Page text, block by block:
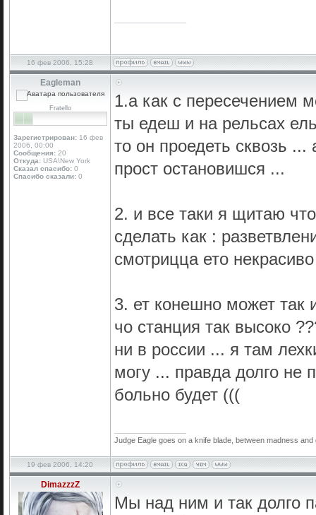
16 фев 2006, 15:28
Eagleman
Fratello
Зарегистрирован: 16 фев
2006, 00:00
Сообщения: 20
Откуда: USA\New York
Сказал спасибо: 0
Спасибо сказали: 0
1.а как с пересечением
ты едеш и на рельсах
то он проедеть сквозь
прост остановишся ...
2. и все таки я щитаю
сделать как :
смотрицца ето
3. ет конешно может так
чо станция так высоко
ни в россии ... я там
могу ... правда долго не
больно будет (((
Judge Eagle goes on a knife blade, between madness
19 фев 2006, 14:20
DimazzzZ
Мы над ним и так долго